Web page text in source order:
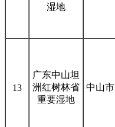
湿地
13
广东中山坦
洲红树林省
重要湿地
中山市